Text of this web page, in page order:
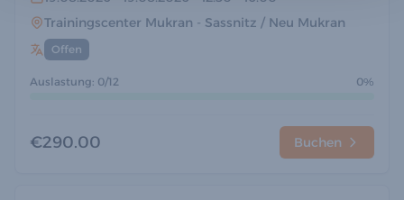
Trainingscenter Mukran - Sassnitz / Neu Mukran
Offen
Auslastung: 0/12 0%
€290.00 Buchen